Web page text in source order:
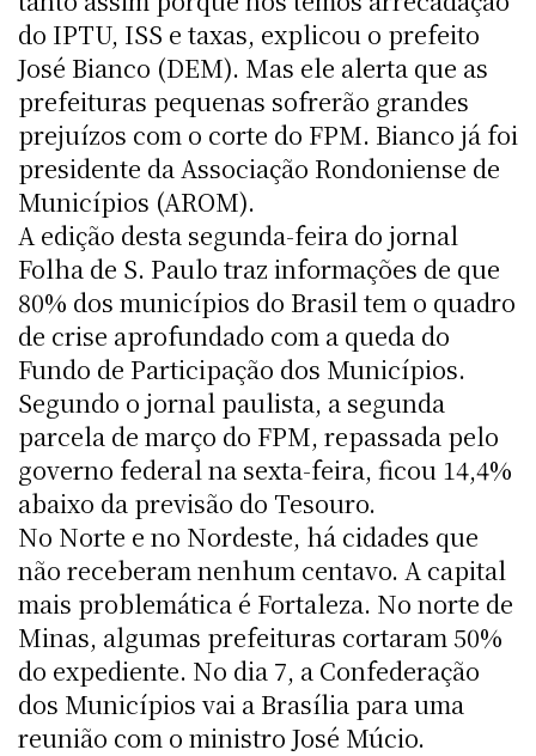
do IPTU, ISS e taxas, explicou o prefeito
José Bianco (DEM). Mas ele alerta que as
prefeituras pequenas sofrerão grandes
prejuízos com o corte do FPM. Bianco já foi
presidente da Associação Rondoniense de
Municípios (AROM).
A edição desta segunda-feira do jornal
Folha de S. Paulo traz informações de que
80% dos municípios do Brasil tem o quadro
de crise aprofundado com a queda do
Fundo de Participação dos Municípios.
Segundo o jornal paulista, a segunda
parcela de março do FPM, repassada pelo
governo federal na sexta-feira, ficou 14,4%
abaixo da previsão do Tesouro.
No Norte e no Nordeste, há cidades que
não receberam nenhum centavo. A capital
mais problemática é Fortaleza. No norte de
Minas, algumas prefeituras cortaram 50%
do expediente. No dia 7, a Confederação
dos Municípios vai a Brasília para uma
reunião com o ministro José Múcio.